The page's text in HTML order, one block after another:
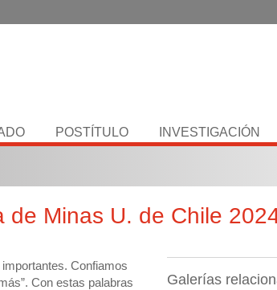
POSTÍTULO INVESTIGACIÓN
de Minas U. de Chile
Galerías
Confiamos
Con estas palabras